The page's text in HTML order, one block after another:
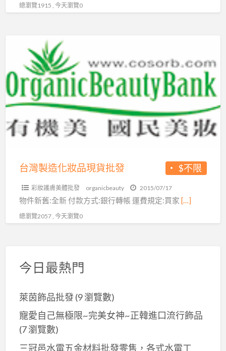
總瀏覽1915 , 今天瀏覽0
製
造
化
妝
品
現
$不限
台灣製造化妝品現貨批發
彩妝護膚美體批發 organicbeauty 2015/07/17
物件新舊:全新 付款方式:銀行轉帳 運費規定:買家 […]
總瀏覽2057 , 今天瀏覽0
今日最熱門
萊茵飾品批發(9 瀏覽數)
寵愛自己無極限~完美女神~正韓進口流行飾品
(7 瀏覽數)
三冠邑水電五金材料批發零售，各式水電工